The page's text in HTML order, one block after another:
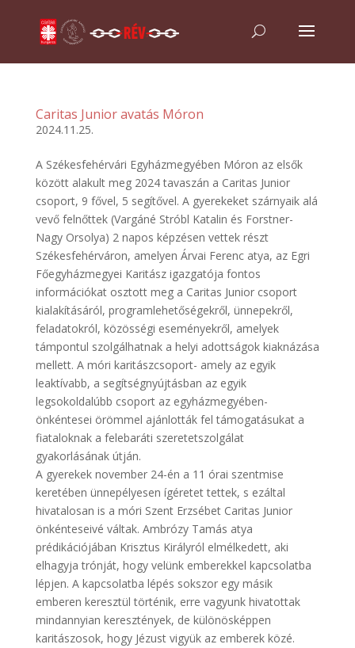
Caritas Junior avatás Móron
2024.11.25.
A Székesfehérvári Egyházmegyében Móron az elsők
között alakult meg 2024 tavaszán a Caritas Junior
csoport, 9 fővel, 5 segítővel. A gyerekeket szárnyaik alá
vevő felnőttek (Vargáné Stróbl Katalin és Forstner-
Nagy Orsolya) 2 napos képzésen vettek részt
Székesfehérváron, amelyen Árvai Ferenc atya, az Egri
Főegyházmegyei Karitász igazgatója fontos
információkat osztott meg a Caritas Junior csoport
kialakításáról, programlehetőségekről, ünnepekről,
feladatokról, közösségi eseményekről, amelyek
támpontul szolgálhatnak a helyi adottságok kiaknázása
mellett. A móri karitászcsoport- amely az egyik
leaktívabb, a segítségnyújtásban az egyik
legsokoldalúbb csoport az egyházmegyében-
önkéntesei örömmel ajánlották fel támogatásukat a
fiataloknak a felebaráti szeretetszolgálat
gyakorlásának útján.
A gyerekek november 24-én a 11 órai szentmise
keretében ünnepélyesen ígéretet tettek, s ezáltal
hivatalosan is a móri Szent Erzsébet Caritas Junior
önkénteseivé váltak. Ambrózy Tamás atya
prédikációjában Krisztus Királyról elmélkedett, aki
elhagyja trónját, hogy velünk emberekkel kapcsolatba
lépjen. A kapcsolatba lépés sokszor egy másik
emberen keresztül történik, erre vagyunk hivatottak
mindannyian keresztények, de különösképpen
karitászosok, hogy Jézust vigyük az emberek közé.